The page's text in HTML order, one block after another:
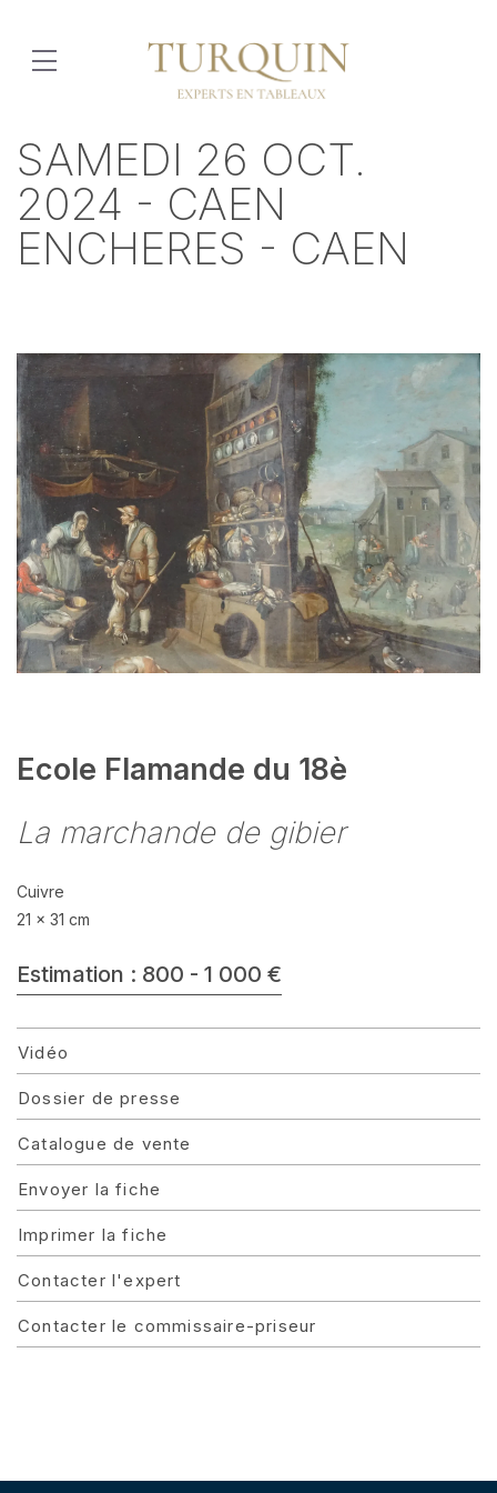
SAMEDI 26 OCT.
2024 - CAEN
ENCHERES - CAEN
Ecole Flamande du 18è
La marchande de gibier
Cuivre
21 x 31 cm
Estimation : 800 - 1 000 €
Vidéo
Dossier de presse
Catalogue de vente
Envoyer la fiche
Imprimer la fiche
Contacter l'expert
Contacter le commissaire-priseur